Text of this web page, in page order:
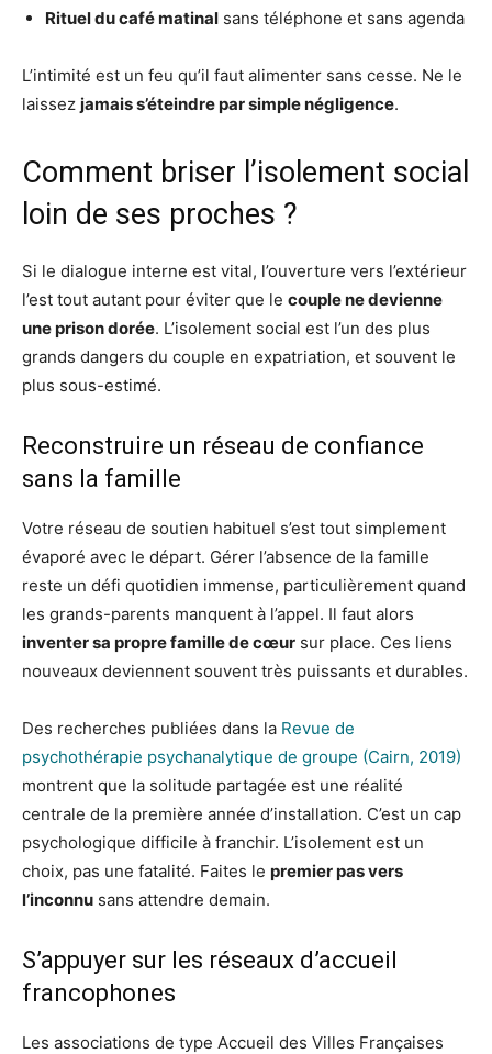
Rituel du café matinal sans téléphone et sans agenda
L’intimité est un feu qu’il faut alimenter sans cesse. Ne le
laissez jamais s’éteindre par simple négligence.
Comment briser l’isolement social
loin de ses proches ?
Si le dialogue interne est vital, l’ouverture vers l’extérieur
l’est tout autant pour éviter que le couple ne devienne
une prison dorée. L’isolement social est l’un des plus
grands dangers du couple en expatriation, et souvent le
plus sous-estimé.
Reconstruire un réseau de confiance
sans la famille
Votre réseau de soutien habituel s’est tout simplement
évaporé avec le départ. Gérer l’absence de la famille
reste un défi quotidien immense, particulièrement quand
les grands-parents manquent à l’appel. Il faut alors
inventer sa propre famille de cœur sur place. Ces liens
nouveaux deviennent souvent très puissants et durables.
Des recherches publiées dans la Revue de
psychothérapie psychanalytique de groupe (Cairn, 2019)
montrent que la solitude partagée est une réalité
centrale de la première année d’installation. C’est un cap
psychologique difficile à franchir. L’isolement est un
choix, pas une fatalité. Faites le premier pas vers
l’inconnu sans attendre demain.
S’appuyer sur les réseaux d’accueil
francophones
Les associations de type Accueil des Villes Françaises